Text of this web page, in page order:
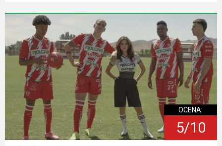
OCENA:
5/10